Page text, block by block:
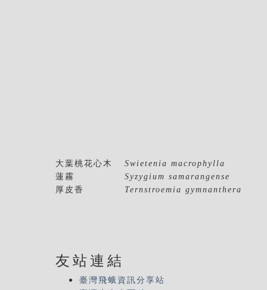
大葉桃花心木
Swietenia macrophylla
蓮霧
Syzygium samarangense
厚皮香
Ternstroemia gymnanthera
友站連結
臺灣飛蛾資訊分享站